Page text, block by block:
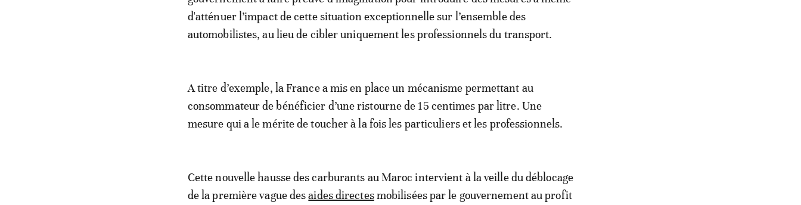
d'atténuer l’impact de cette situation exceptionnelle sur l’ensemble des
automobilistes, au lieu de cibler uniquement les professionnels du transport.
A titre d’exemple, la France a mis en place un mécanisme permettant au
consommateur de bénéficier d’une ristourne de 15 centimes par litre. Une
mesure qui a le mérite de toucher à la fois les particuliers et les professionnels.
Cette nouvelle hausse des carburants au Maroc intervient à la veille du déblocage
de la première vague desaides directesmobilisées par le gouvernement au profit